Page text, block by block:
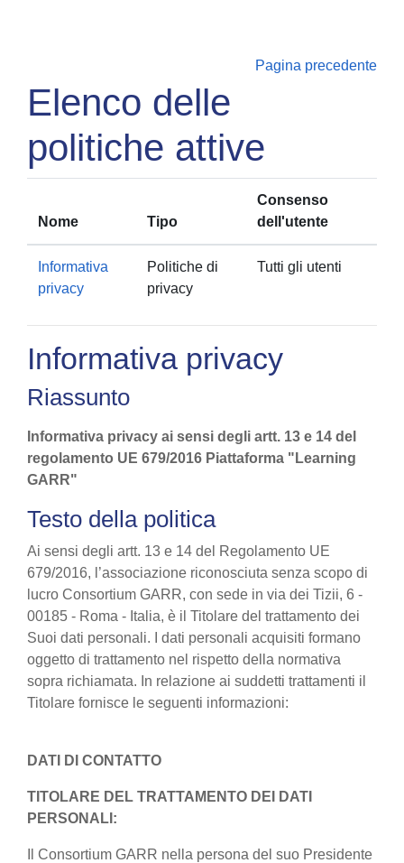
Pagina precedente
Elenco delle
politiche attive
Nome Tipo
Consenso
dell'utente
Informativa
privacy
Politiche di
privacy
Tutti gli utenti
Informativa privacy
Riassunto
Informativa privacy ai sensi degli artt. 13 e 14 del
regolamento UE 679/2016 Piattaforma "Learning
GARR"
Testo della politica
Ai sensi degli artt. 13 e 14 del Regolamento UE
679/2016, l’associazione riconosciuta senza scopo di
lucro Consortium GARR, con sede in via dei Tizii, 6 -
00185 - Roma - Italia, è il Titolare del trattamento dei
Suoi dati personali. I dati personali acquisiti formano
oggetto di trattamento nel rispetto della normativa
sopra richiamata. In relazione ai suddetti trattamenti il
Titolare fornisce le seguenti informazioni:
DATI DI CONTATTO
TITOLARE DEL TRATTAMENTO DEI DATI
PERSONALI:
Il Consortium GARR nella persona del suo Presidente